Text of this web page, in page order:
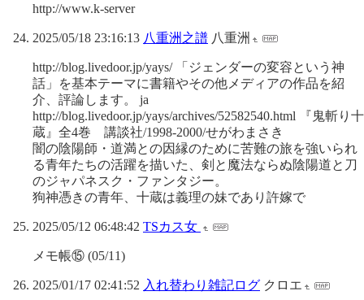
http://www.k-server
2025/05/18 23:16:13 八重洲之譜 八重洲
http://blog.livedoor.jp/yays/ 「ジェンダーの変容という神
話」を基本テーマに書籍やその他メディアの作品を紹
介、評論します。 ja
http://blog.livedoor.jp/yays/archives/52582540.html 『鬼斬り十
蔵』全4巻 講談社/1998-2000/せがわまさき
闇の陰陽師・道満との因縁のために苦難の旅を強いられ
る青年たちの活躍を描いた、剣と魔法ならぬ陰陽道と刀
のジャパネスク・ファンタジー。
狗神憑きの青年、十蔵は義理の妹であり許嫁で
2025/05/12 06:48:42 TSカス女
メモ帳⑮ (05/11)
2025/01/17 02:41:52 入れ替わり雑記ログ クロエ